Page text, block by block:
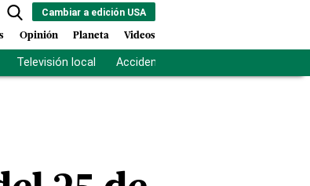
Cambiar a edición USA
Opinión Planeta Videos
Televisión local Accidente Los Ríos